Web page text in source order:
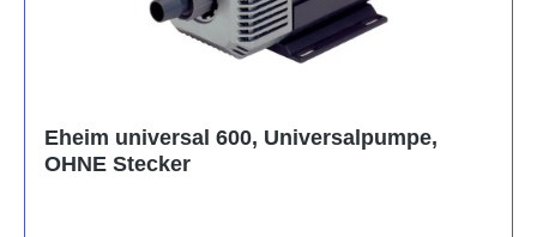
Eheim universal 600, Universalpumpe,
OHNE Stecker